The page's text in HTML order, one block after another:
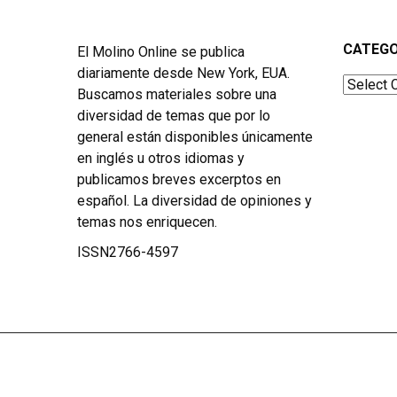
El Molino Online se publica
diariamente desde New York, EUA.
Buscamos materiales sobre una
diversidad de temas que por lo
general están disponibles únicamente
en inglés u otros idiomas y
publicamos breves excerptos en
español. La diversidad de opiniones y
temas nos enriquecen.
ISSN2766-4597